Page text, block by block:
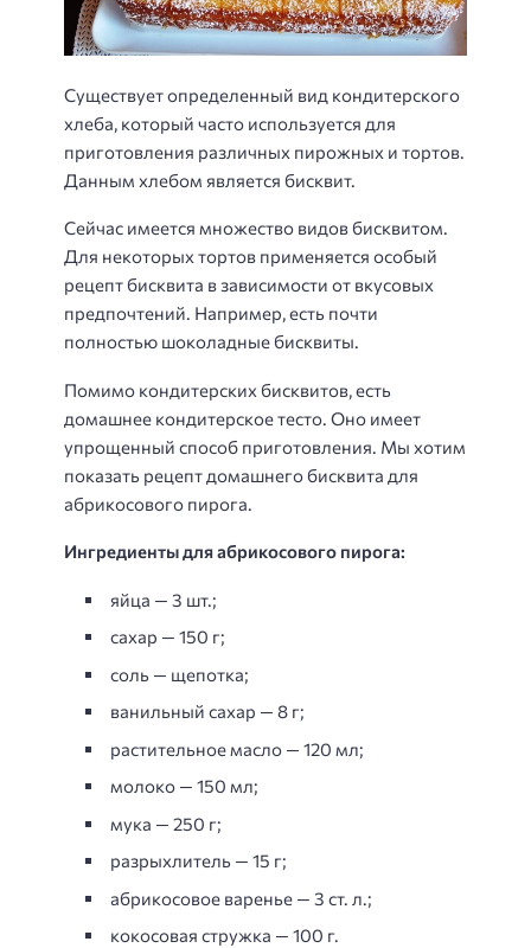
Существует определенный вид кондитерского
хлеба, который часто используется для
приготовления различных пирожных и тортов.
Данным хлебом является бисквит.
Сейчас имеется множество видов бисквитом.
Для некоторых тортов применяется особый
рецепт бисквита в зависимости от вкусовых
предпочтений. Например, есть почти
полностью шоколадные бисквиты.
Помимо кондитерских бисквитов, есть
домашнее кондитерское тесто. Оно имеет
упрощенный способ приготовления. Мы хотим
показать рецепт домашнего бисквита для
абрикосового пирога.
Ингредиенты для абрикосового пирога:
яйца — 3 шт.;
сахар — 150 г;
соль — щепотка;
ванильный сахар — 8 г;
растительное масло — 120 мл;
молоко — 150 мл;
мука — 250 г;
разрыхлитель — 15 г;
абрикосовое варенье — 3 ст. л.;
кокосовая стружка — 100 г.